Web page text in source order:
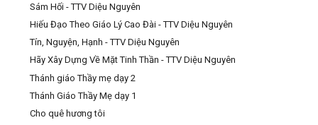
Sám Hối - TTV Diệu Nguyên
Hiếu Đạo Theo Giáo Lý Cao Đài - TTV Diệu Nguyên
Tín, Nguyện, Hạnh - TTV Diệu Nguyên
Hãy Xây Dựng Về Mặt Tinh Thần - TTV Diệu Nguyên
Thánh giáo Thầy mẹ dạy 2
Thánh Giáo Thầy Mẹ dạy 1
Cho quê hương tôi